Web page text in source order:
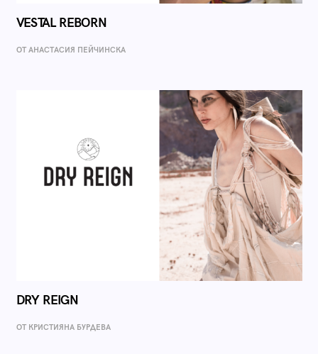
VESTAL REBORN
ОТ AНАСТАСИЯ ПЕЙЧИНСКА
DRY REIGN
ОТ КРИСТИЯНА БУРДЕВА